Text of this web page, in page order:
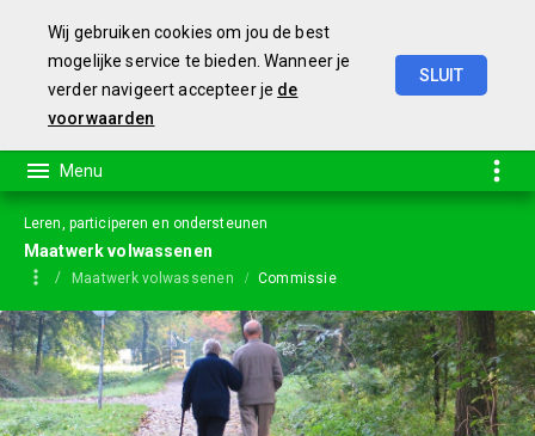
Wij gebruiken cookies om jou de best
mogelijke service te bieden. Wanneer je
verder navigeert accepteer je de
voorwaarden
SLUIT
Leren, participeren en ondersteunen
Maatwerk volwassenen
Maatwerk volwassenen Commissie